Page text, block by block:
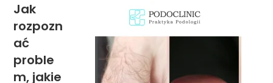
Jak
rozpozn
ać
proble
m, jakie